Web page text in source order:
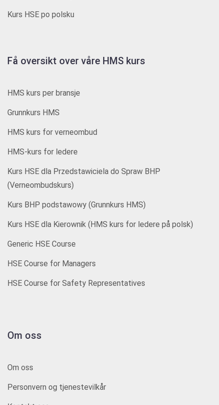
Kurs HSE po polsku
Få oversikt over våre HMS kurs
HMS kurs per bransje
Grunnkurs HMS
HMS kurs for verneombud
HMS-kurs for ledere
Kurs HSE dla Przedstawiciela do Spraw BHP
(Verneombudskurs)
Kurs BHP podstawowy (Grunnkurs HMS)
Kurs HSE dla Kierownik (HMS kurs for ledere på polsk)
Generic HSE Course
HSE Course for Managers
HSE Course for Safety Representatives
Om oss
Om oss
Personvern og tjenestevilkår